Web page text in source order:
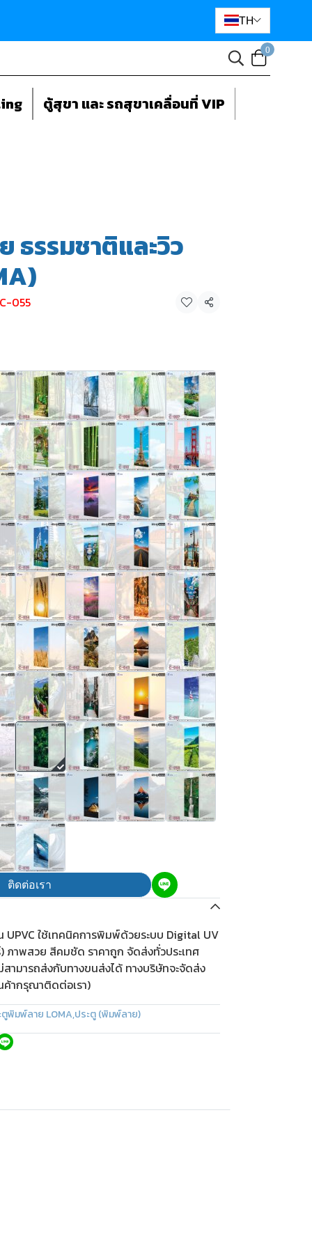
TH
0
ตู้สุขา และ รถสุขาเคลื่อนที่ VIP
ธรรมชาติและวิว
055 แชร์
ติดต่อเรา
UPVC ใช้เทคนิคการพิมพ์ด้วยระบบ Digital UV
ภาพสวย สีคมชัด ราคาถูก จัดส่งทั่วประเทศ
ามารถส่งกับทางขนส่งได้ ทางบริษัทจะจัดส่ง
ค้ากรุณาติดต่อเรา)
ตูพิมพ์ลาย LOMA,ประตู (พิมพ์ลาย)